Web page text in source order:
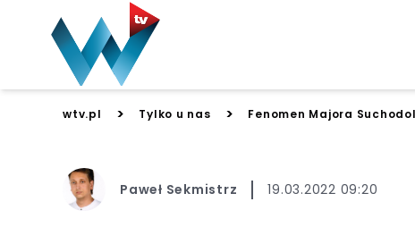
wtv.pl > Tylko u nas > Fenomen Majora
Paweł Sekmistrz 19.03.2022 09:20